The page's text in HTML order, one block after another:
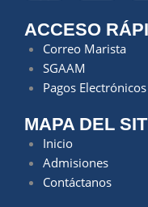
ACCESO
Correo Marista
SGAAM
Pagos Electrónicos
MAPA DEL
Inicio
Admisiones
Contáctanos